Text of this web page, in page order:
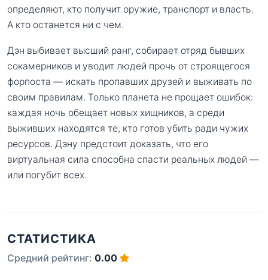
определяют, кто получит оружие, транспорт и власть.
А кто останется ни с чем.
Дэн выбивает высший ранг, собирает отряд бывших
сокамерников и уводит людей прочь от строящегося
форпоста — искать пропавших друзей и выживать по
своим правилам. Только планета не прощает ошибок:
каждая ночь обещает новых хищников, а среди
выживших находятся те, кто готов убить ради чужих
ресурсов. Дэну предстоит доказать, что его
виртуальная сила способна спасти реальных людей —
или погубит всех.
СТАТИСТИКА
Средний рейтинг: 0.00